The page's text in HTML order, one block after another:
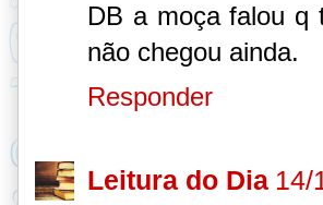
DB a moça falou q
não chegou ainda.
Responder
Leitura do Dia 14/